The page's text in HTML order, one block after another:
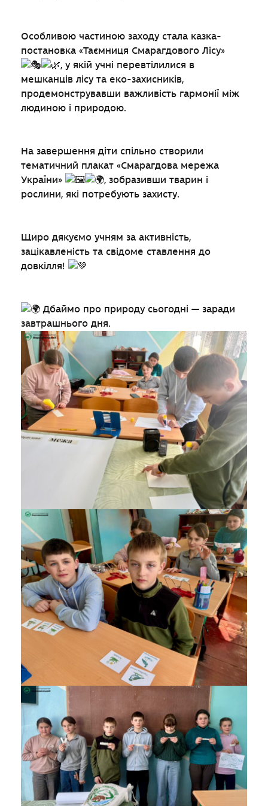
Особливою частиною заходу стала казка-
постановка «Таємниця Смарагдового Лісу»
, у якій учні перевтілилися в
мешканців лісу та еко-захисників,
продемонструвавши важливість гармонії між
людиною і природою.
На завершення діти спільно створили
тематичний плакат «Смарагдова мережа
України»
, зобразивши тварин і
рослини, які потребують захисту.
Щиро дякуємо учням за активність,
зацікавленість та свідоме ставлення до
довкілля!
Дбаймо про природу сьогодні — заради
завтрашнього дня.